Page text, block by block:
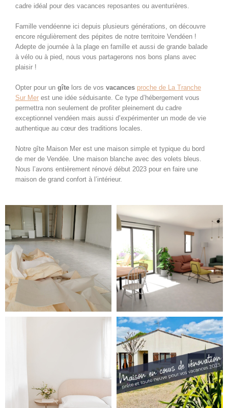
cadre idéal pour des vacances reposantes ou aventurières.
Famille vendéenne ici depuis plusieurs générations, on découvre
encore régulièrement des pépites de notre territoire Vendéen !
Adepte de journée à la plage en famille et aussi de grande balade
à vélo ou à pied, nous vous partagerons nos bons plans avec
plaisir !
Opter pour un gîte lors de vos vacances proche de La Tranche
Sur Mer est une idée séduisante. Ce type d’hébergement vous
permettra non seulement de profiter pleinement du cadre
exceptionnel vendéen mais aussi d’expérimenter un mode de vie
authentique au cœur des traditions locales.
Notre gîte Maison Mer est une maison simple et typique du bord
de mer de Vendée. Une maison blanche avec des volets bleus.
Nous l’avons entièrement rénové début 2023 pour en faire une
maison de grand confort à l’intérieur.